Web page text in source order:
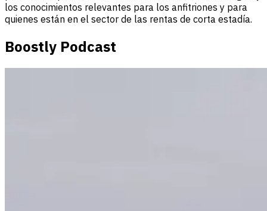
los conocimientos relevantes para los anfitriones y para
quienes están en el sector de las rentas de corta estadía.
Boostly Podcast